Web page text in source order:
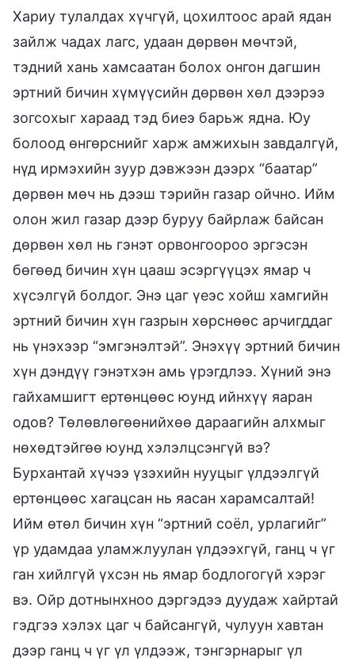
Хариу тулалдах хүчгүй, цохилтоос арай ядан
зайлж чадах лагс, удаан дөрвөн мөчтэй,
тэдний хань хамсаатан болох онгон дагшин
эртний бичин хүмүүсийн дөрвөн хөл дээрээ
зогсохыг хараад тэд биеэ барьж ядна. Юу
болоод өнгөрснийг харж амжихын завдалгүй,
нүд ирмэхийн зуур дэвжээн дээрх “баатар”
дөрвөн мөч нь дээш тэрийн газар ойчно. Ийм
олон жил газар дээр буруу байрлаж байсан
дөрвөн хөл нь гэнэт орвонгоороо эргэсэн
бөгөөд бичин хүн цааш эсэргүүцэх ямар ч
хүсэлгүй болдог. Энэ цаг үеэс хойш хамгийн
эртний бичин хүн газрын хөрснөөс арчигддаг
нь үнэхээр “эмгэнэлтэй”. Энэхүү эртний бичин
хүн дэндүү гэнэтхэн амь үрэгдлээ. Хүний энэ
гайхамшигт ертөнцөөс юунд ийнхүү яаран
одов? Төлөвлөгөөнийхөө дараагийн алхмыг
нөхөдтэйгөө юунд хэлэлцсэнгүй вэ?
Бурхантай хүчээ үзэхийн нууцыг үлдээлгүй
ертөнцөөс хагацсан нь яасан харамсалтай!
Ийм өтөл бичин хүн “эртний соёл, урлагийг”
үр удамдаа уламжлуулан үлдээхгүй, ганц ч үг
ган хийлгүй үхсэн нь ямар бодлогогүй хэрэг
вэ. Ойр дотнынхноо дэргэдээ дуудаж хайртай
гэдгээ хэлэх цаг ч байсангүй, чулуун хавтан
дээр ганц ч үг үл үлдээж, тэнгэрнарыг үл